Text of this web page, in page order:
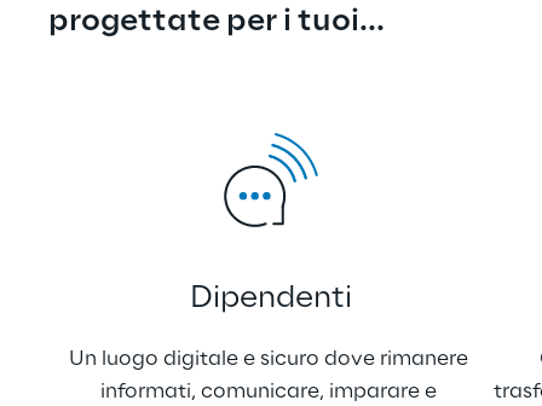
progettate per i tuoi...
Dipendenti
Un luogo digitale e sicuro dove rimanere
informati, comunicare, imparare e